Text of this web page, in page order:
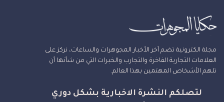
مجلة الكترونية تضم آخر الأخبار المجوهرات والساعات، نركز على
العلامات التجارية الفاخرة والتجارب والخبرات التي من شأنها أن
تلهم الأشخاص المهتمين بهذا العالم.
لتصلكم النشرة الاخبارية بشكل دوري